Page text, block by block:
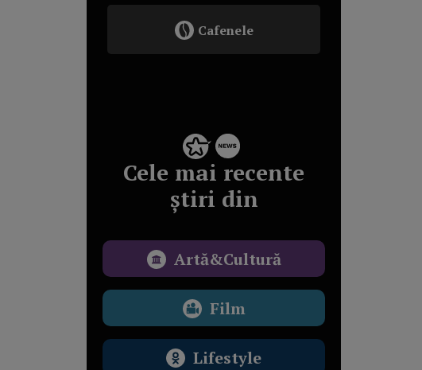
Cafenele
Cele mai recente
știri din
Artă&Cultură
Film
Lifestyle